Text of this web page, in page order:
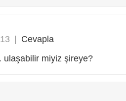
| Cevapla
ulaşabilir miyiz şireye?